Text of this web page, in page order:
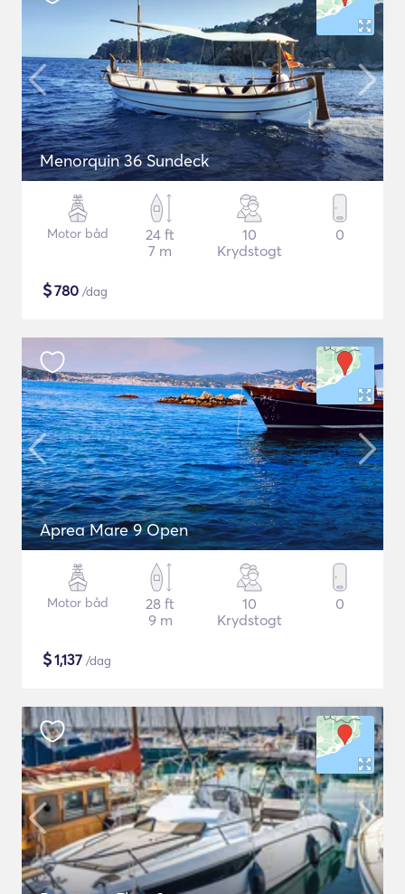
Menorquin 36 Sundeck
Motor båd
24 ft
7 m
10
Krydstogt
0
$780 /dag
Aprea Mare 9 Open
Motor båd
28 ft
9 m
10
Krydstogt
0
$1,137 /dag